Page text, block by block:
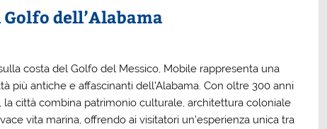
dell’Alabama
costa del Golfo del Messico, Mobile rappresenta una
più antiche e affascinanti dell’Alabama. Con oltre 300 anni
la città combina patrimonio culturale, architettura coloniale
vita marina, offrendo ai visitatori un’esperienza unica tra